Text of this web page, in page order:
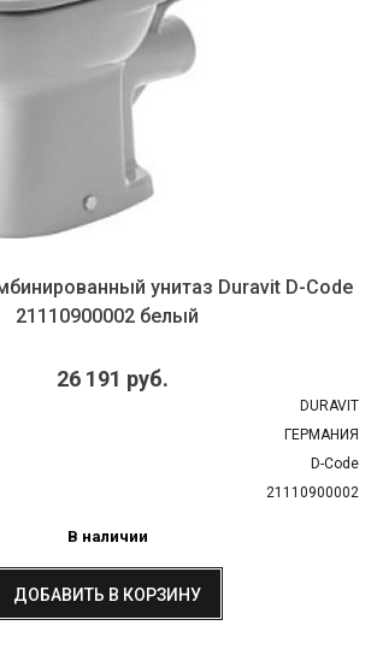
унитаз Duravit D-Code
21110900002 белый
26 191 руб.
DURAVIT
ГЕРМАНИЯ
D-Code
21110900002
В наличии
ДОБАВИТЬ В КОРЗИНУ